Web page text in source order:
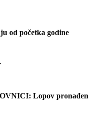
od početka godine
Lopov pronađen